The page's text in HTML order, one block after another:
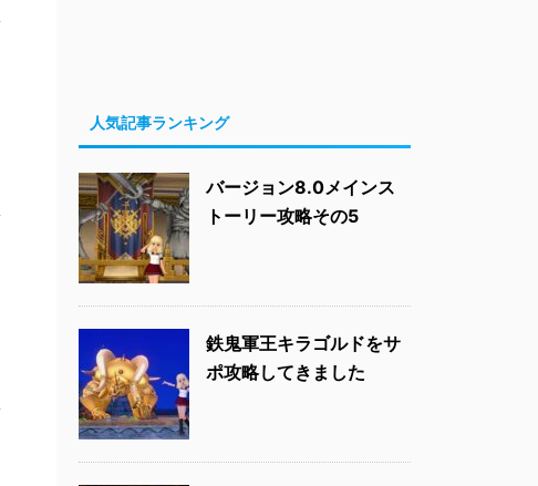
人気記事ランキング
バージョン8.0メインス
トーリー攻略その5
鉄鬼軍王キラゴルドをサ
ポ攻略してきました